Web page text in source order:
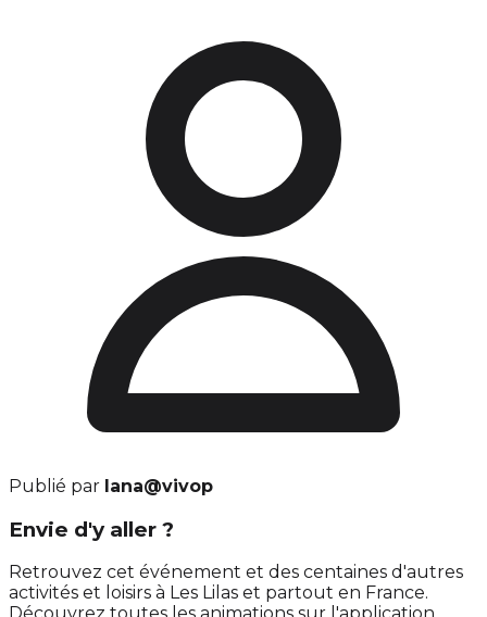
Publié par lana@vivop
Envie d'y aller ?
Retrouvez cet événement et des centaines d'autres
activités et loisirs à Les Lilas et partout en France.